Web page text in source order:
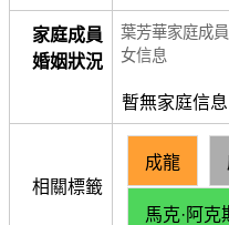
家庭成員
婚姻狀況
葉芳華家庭成
女信息
暫無家庭信息
相關標籤
成龍
馬克·阿克